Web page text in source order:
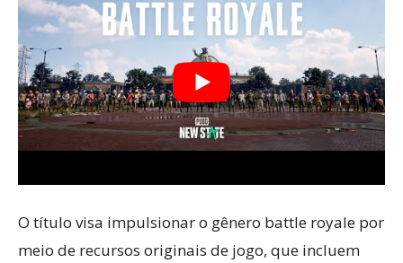
O título visa impulsionar o gênero battle royale por
meio de recursos originais de jogo, que incluem